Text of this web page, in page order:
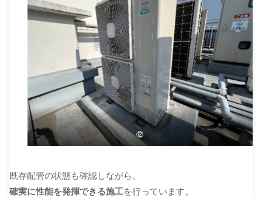
⑫
既存配管の状態も確認しながら、
確実に性能を発揮できる施工を行っています。